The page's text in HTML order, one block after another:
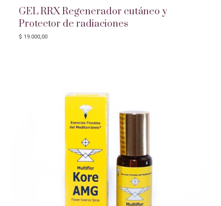
GEL RRX Regenerador cutáneo y
Protector de radiaciones
$ 19.000,00